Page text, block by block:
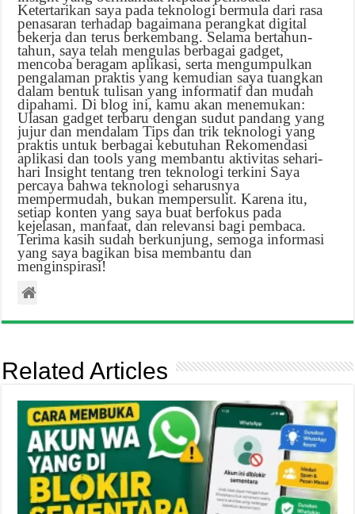
Ketertarikan saya pada teknologi bermula dari rasa
penasaran terhadap bagaimana perangkat digital
bekerja dan terus berkembang. Selama bertahun-
tahun, saya telah mengulas berbagai gadget,
mencoba beragam aplikasi, serta mengumpulkan
pengalaman praktis yang kemudian saya tuangkan
dalam bentuk tulisan yang informatif dan mudah
dipahami. Di blog ini, kamu akan menemukan:
Ulasan gadget terbaru dengan sudut pandang yang
jujur dan mendalam Tips dan trik teknologi yang
praktis untuk berbagai kebutuhan Rekomendasi
aplikasi dan tools yang membantu aktivitas sehari-
hari Insight tentang tren teknologi terkini Saya
percaya bahwa teknologi seharusnya
mempermudah, bukan mempersulit. Karena itu,
setiap konten yang saya buat berfokus pada
kejelasan, manfaat, dan relevansi bagi pembaca.
Terima kasih sudah berkunjung, semoga informasi
yang saya bagikan bisa membantu dan
menginspirasi!
Related Articles